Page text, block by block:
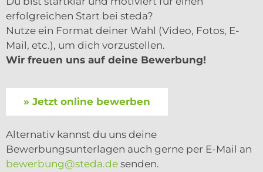
erfolgreichen Start bei steda?
Nutze ein Format deiner Wahl (Video, Fotos, E-
Mail, etc.), um dich vorzustellen.
Wir freuen uns auf deine Bewerbung!
» Jetzt online bewerben
Alternativ kannst du uns deine
Bewerbungsunterlagen auch gerne per E-Mail an
bewerbung@steda.de senden.